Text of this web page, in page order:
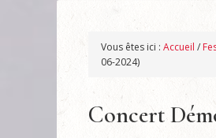
Vous êtes ici : Accueil /
06-2024)
Concert